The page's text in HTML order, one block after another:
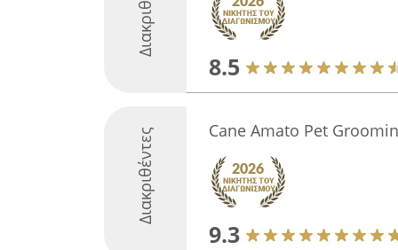
8.5
Διακριθέντες Cane Amato Pet
9.3